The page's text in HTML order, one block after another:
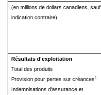
(en millions de dollars canadiens, sauf
indication contraire)
Résultats d'exploitation
Total des produits
Provision pour pertes sur créances1
Indemnisations d'assurance et